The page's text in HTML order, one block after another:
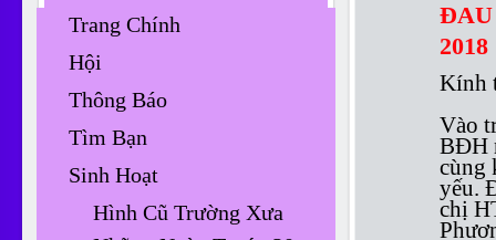
2018
Kính
Vào
BĐH
cùng
yếu.
chị
Trang Chính
Hội
Thông Báo
Tìm Bạn
Sinh Hoạt
Hình Cũ Trường Xưa